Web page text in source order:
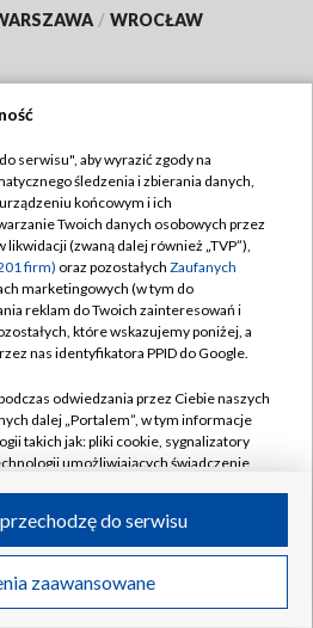
/ WROCŁAW
TVP
TVP
prywatności
Moje zgody
Pomoc
Kontakt
Kanały
Polska S.A. w likwidacji
serwisu", aby wyrazić zgody na
śledzenia i zbierania danych,
końcowym i ich
Twoich danych osobowych przez
likwidacji (zwaną dalej również „TVP”),
firm) oraz pozostałych Zaufanych
marketingowych (w tym do
reklam do Twoich zainteresowań i
które wskazujemy poniżej, a
nas identyfikatora PPID do Google.
odwiedzania przez Ciebie naszych
dalej „Portalem”, w tym informacje
takich jak: pliki cookie, sygnalizatory
umożliwiających świadczenie
odwiedzania przez Ciebie
takie jak adresy IP, identyfikatory
zaawansowane
do serwisu